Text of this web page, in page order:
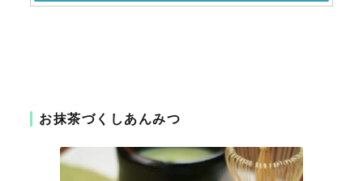
お抹茶づくしあんみつ